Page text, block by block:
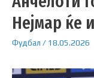
Нејмар ќе
Фудбал / 18.05.2026